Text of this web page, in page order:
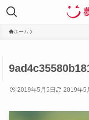
ホーム
2019年5月5日 2019年5